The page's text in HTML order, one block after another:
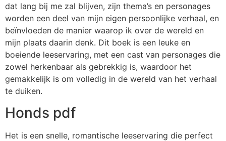
dat lang bij me zal blijven, zijn thema’s en personages
worden een deel van mijn eigen persoonlijke verhaal, en
beïnvloeden de manier waarop ik over de wereld en
mijn plaats daarin denk. Dit boek is een leuke en
boeiende leeservaring, met een cast van personages die
zowel herkenbaar als gebrekkig is, waardoor het
gemakkelijk is om volledig in de wereld van het verhaal
te duiken.
Honds pdf
Het is een snelle, romantische leeservaring die perfect